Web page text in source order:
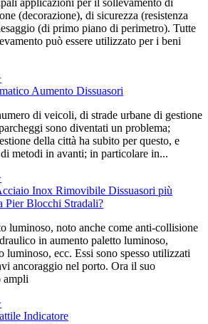
applicazioni per il sollevamento di
(decorazione), di sicurezza (resistenza
(di primo piano di perimetro). Tutte
può essere utilizzato per i beni
Aumento Dissuasori
di veicoli, di strade urbane di gestione
sono diventati un problema;
della città ha subito per questo, e
metodi in avanti; in particolare in...
Inox Rimovibile Dissuasori più
Pier Blocchi Stradali?
luminoso, noto anche come anti-collisione
in aumento paletto luminoso,
luminoso, ecc. Essi sono spesso utilizzati
ancoraggio nel porto. Ora il suo
ampli
Indicatore